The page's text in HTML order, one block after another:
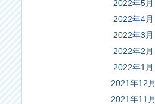
2022年5月
2022年4月
2022年3月
2022年2月
2022年1月
2021年12月
2021年11月